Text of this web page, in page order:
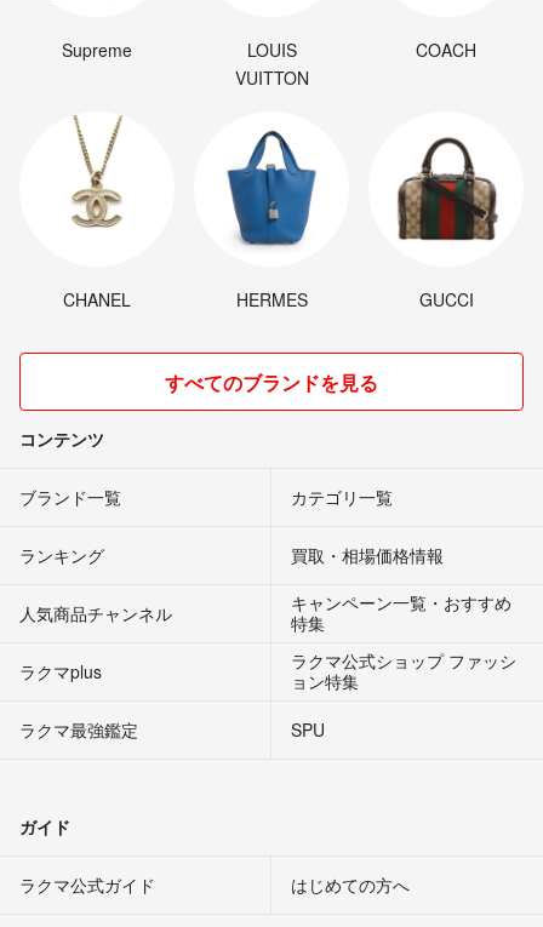
Supreme
LOUIS
VUITTON
COACH
CHANEL HERMES GUCCI
すべてのブランドを見る
コンテンツ
ブランド一覧 カテゴリ一覧
ランキング 買取・相場価格情報
人気商品チャンネル
キャンペーン一覧・おすすめ
特集
ラクマplus
ラクマ公式ショップ ファッシ
ョン特集
ラクマ最強鑑定
SPU
ガイド
ラクマ公式ガイド はじめての方へ